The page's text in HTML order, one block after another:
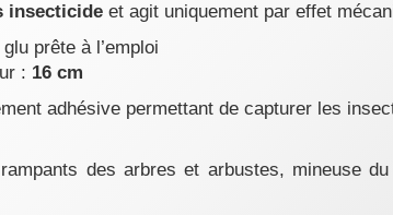
insecticide et agit uniquement par effet
prête à l’emploi
: 16 cm
adhésive permettant de capturer les
des arbres et arbustes, mineuse